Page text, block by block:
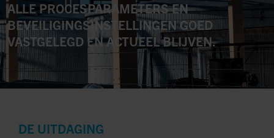
ALLE PROCESPARAMETERS EN
BEVEILIGINGSINSTELLINGEN GOED
VASTGELEGD EN ACTUEEL BLIJVEN.
DE UITDAGING